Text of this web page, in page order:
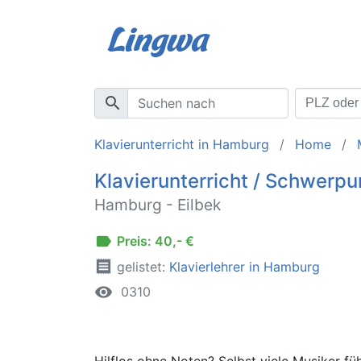
search
Klavierunterricht in Hamburg Home
Klavierunterricht /
Hamburg - Eilbek
label Preis: 40,- €
receipt gelistet: Klavierlehrer in Hamburg
remove_red_eye 0310